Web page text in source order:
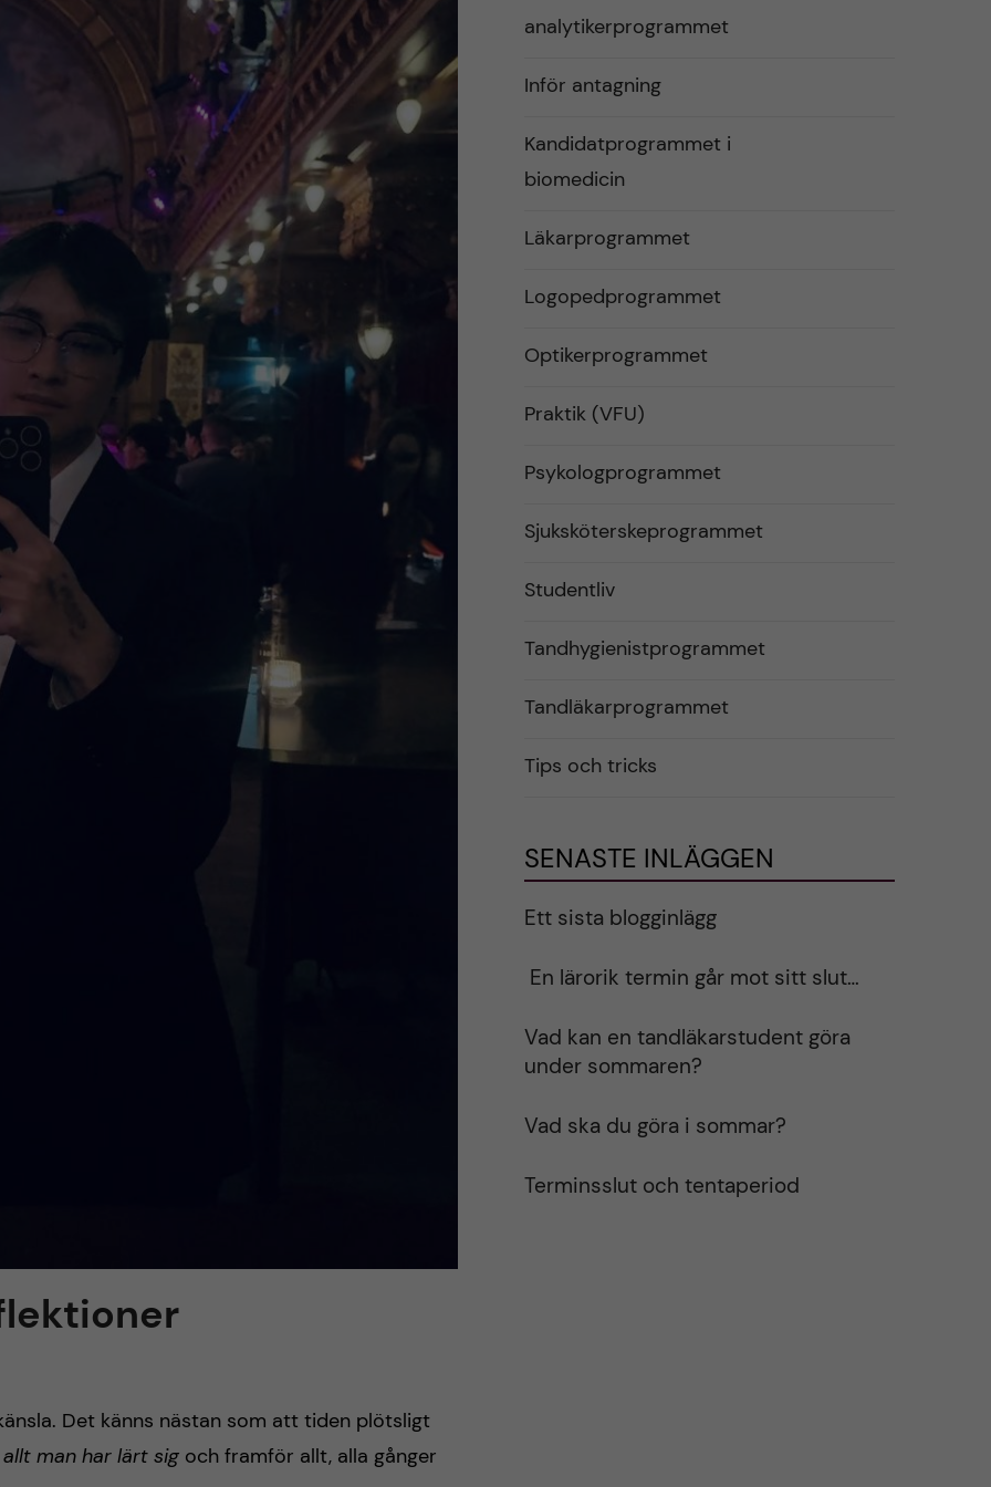
Det känns nästan som att tiden plötsligt
man har lärt sig och framför allt, alla gånger
analytikerprogrammet
Inför antagning
Kandidatprogrammet i
biomedicin
Läkarprogrammet
Logopedprogrammet
Optikerprogrammet
Praktik (VFU)
Psykologprogrammet
Sjuksköterskeprogrammet
Studentliv
Tandhygienistprogrammet
Tandläkarprogrammet
Tips och tricks
SENASTE INLÄGGEN
Ett sista blogginlägg
En lärorik termin går mot sitt slut…
Vad kan en tandläkarstudent göra
under sommaren?
Vad ska du göra i sommar?
Terminsslut och tentaperiod